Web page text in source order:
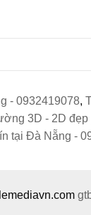
- 0932419078,
3D - 2D
tại Đà Nẵng -